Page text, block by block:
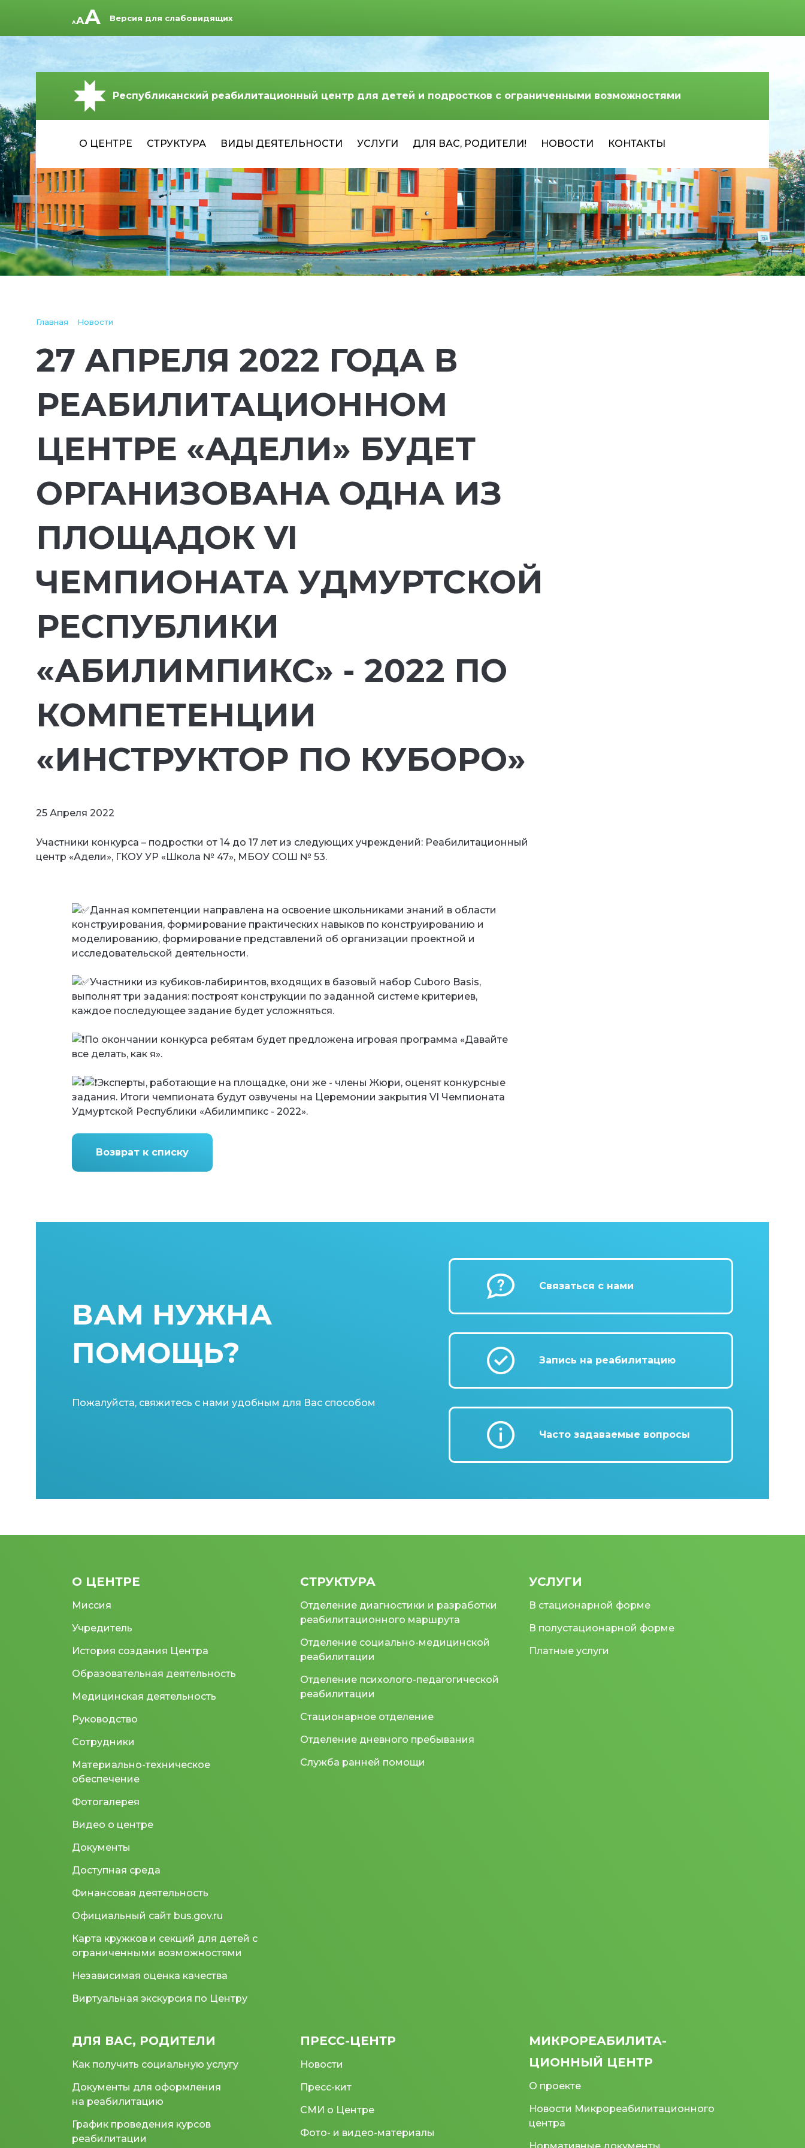
Версия для слабовидящих
Республиканский реабилитационный центр для детей и подростков с ограниченными возможностями
О ЦЕНТРЕ СТРУКТУРА ВИДЫ ДЕЯТЕЛЬНОСТИ УСЛУГИ ДЛЯ ВАС, РОДИТЕЛИ! НОВОСТИ КОНТАКТЫ
Главная Новости
27 АПРЕЛЯ 2022 ГОДА В
РЕАБИЛИТАЦИОННОМ
ЦЕНТРЕ «АДЕЛИ» БУДЕТ
ОРГАНИЗОВАНА ОДНА ИЗ
ПЛОЩАДОК VI
ЧЕМПИОНАТА УДМУРТСКОЙ
РЕСПУБЛИКИ
«АБИЛИМПИКС» - 2022 ПО
КОМПЕТЕНЦИИ
«ИНСТРУКТОР ПО КУБОРО»
25 Апреля 2022
Участники конкурса – подростки от 14 до 17 лет из следующих учреждений: Реабилитационный
центр «Адели», ГКОУ УР «Школа № 47», МБОУ СОШ № 53.
Данная компетенции направлена на освоение школьниками знаний в области
конструирования, формирование практических навыков по конструированию и
моделированию, формирование представлений об организации проектной и
исследовательской деятельности.
Участники из кубиков-лабиринтов, входящих в базовый набор Cuboro Basis,
выполнят три задания: построят конструкции по заданной системе критериев,
каждое последующее задание будет усложняться.
По окончании конкурса ребятам будет предложена игровая программа «Давайте
все делать, как я».
Эксперты, работающие на площадке, они же - члены Жюри, оценят конкурсные
задания. Итоги чемпионата будут озвучены на Церемонии закрытия VI Чемпионата
Удмуртской Республики «Абилимпикс - 2022».
Возврат к списку
ВАМ НУЖНА
ПОМОЩЬ?
Пожалуйста, свяжитесь с нами удобным для Вас способом
Связаться с нами
Запись на реабилитацию
Часто задаваемые вопросы
О ЦЕНТРЕ
Миссия
Учредитель
История создания Центра
Образовательная деятельность
Медицинская деятельность
Руководство
Сотрудники
Материально-техническое
обеспечение
Фотогалерея
Видео о центре
Документы
Доступная среда
Финансовая деятельность
Официальный сайт bus.gov.ru
Карта кружков и секций для детей с
ограниченными возможностями
Независимая оценка качества
Виртуальная экскурсия по Центру
СТРУКТУРА
Отделение диагностики и разработки
реабилитационного маршрута
Отделение социально-медицинской
реабилитации
Отделение психолого-педагогической
реабилитации
Стационарное отделение
Отделение дневного пребывания
Служба ранней помощи
УСЛУГИ
В стационарной форме
В полустационарной форме
Платные услуги
ДЛЯ ВАС, РОДИТЕЛИ
Как получить социальную услугу
Документы для оформления
на реабилитацию
График проведения курсов
реабилитации
ПРЕСС-ЦЕНТР
Новости
Пресс-кит
СМИ о Центре
Фото- и видео-материалы
МИКРО­РЕАБИЛИТА­
ЦИОННЫЙ ЦЕНТР
О проекте
Новости Микрореабилитационного
центра